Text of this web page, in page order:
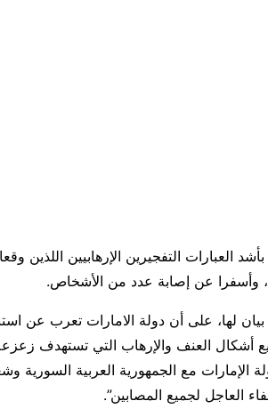
بأشد العبارات التفجيرين الإرهابيين اللذين
وأسفرا عن إصابة عدد من الأشخاص.
لها، على أن دولة الامارات تعرب عن
أشكال العنف والإرهاب التي تستهدف
الإمارات مع الجمهورية العربية السورية
العاجل لجميع المصابين”.